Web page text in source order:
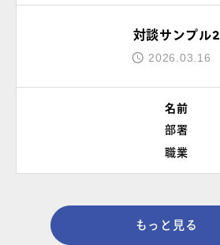
対談サンプル2
2026.03.16
名前
部署
職業
もっと見る